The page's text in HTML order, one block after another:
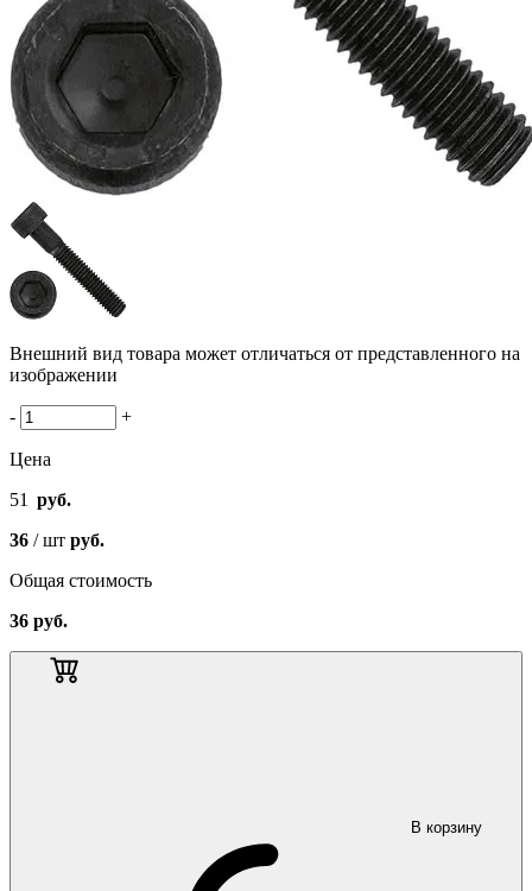
Внешний вид товара может отличаться от представленного на
изображении
- +
Цена
51 руб.
36 / шт руб.
Общая стоимость
36 руб.
В корзину